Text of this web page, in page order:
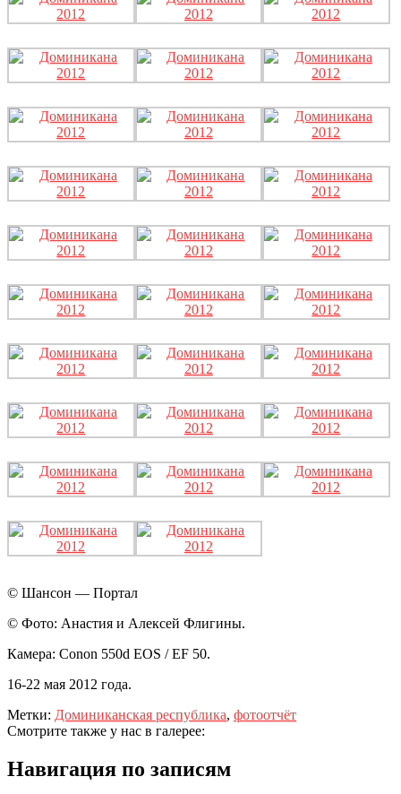
© Шансон — Портал
© Фото: Анастия и Алексей Флигины.
Камера: Conon 550d EOS / EF 50.
16-22 мая 2012 года.
Метки: Доминиканская республика, фотоотчёт
Смотрите также у нас в галерее:
Навигация по записям